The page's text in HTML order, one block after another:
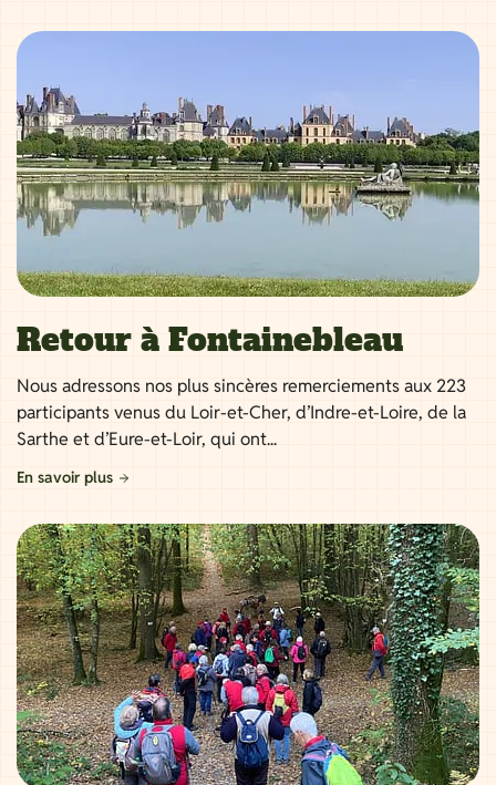
Retour à Fontainebleau
Nous adressons nos plus sincères remerciements aux 223
participants venus du Loir-et-Cher, d’Indre-et-Loire, de la
Sarthe et d’Eure-et-Loir, qui ont...
En savoir plus